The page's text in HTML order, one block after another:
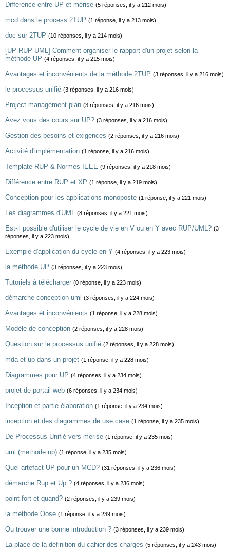
Différence entre UP et mérise (5 réponses, il y a 212 mois)
mcd dans le process 2TUP (1 réponse, il y a 213 mois)
doc sur 2TUP (10 réponses, il y a 214 mois)
[UP-RUP-UML] Comment organiser le rapport d'un projet selon la
méthode UP (4 réponses, il y a 215 mois)
Avantages et inconvénients de la méthode 2TUP (3 réponses, il y a 216 mois)
le processus unifié (3 réponses, il y a 216 mois)
Project management plan (3 réponses, il y a 216 mois)
Avez vous des cours sur UP? (3 réponses, il y a 216 mois)
Gestion des besoins et exigences (2 réponses, il y a 216 mois)
Activité d'implémentation (1 réponse, il y a 216 mois)
Template RUP & Normes IEEE (9 réponses, il y a 218 mois)
Différence entre RUP et XP (1 réponse, il y a 219 mois)
Conception pour les applications monoposte (1 réponse, il y a 221 mois)
Les diagrammes d'UML (8 réponses, il y a 221 mois)
Est-il possible d'utiliser le cycle de vie en V ou en Y avec RUP/UML? (3
réponses, il y a 223 mois)
Exemple d'application du cycle en Y (4 réponses, il y a 223 mois)
la méthode UP (3 réponses, il y a 223 mois)
Tutoriels à télécharger (0 réponse, il y a 223 mois)
démarche conception uml (3 réponses, il y a 224 mois)
Avantages et inconvénients (1 réponse, il y a 228 mois)
Modèle de conception (2 réponses, il y a 228 mois)
Question sur le processus unifié (2 réponses, il y a 228 mois)
mda et up dans un projet (1 réponse, il y a 228 mois)
Diagrammes pour UP (4 réponses, il y a 234 mois)
projet de portail web (6 réponses, il y a 234 mois)
Inception et partie élaboration (1 réponse, il y a 234 mois)
inception et des diagrammes de use case (1 réponse, il y a 235 mois)
De Processus Unifié vers merise (1 réponse, il y a 235 mois)
uml (methode up) (1 réponse, il y a 235 mois)
Quel artefact UP pour un MCD? (31 réponses, il y a 236 mois)
démarche Rup et Up ? (4 réponses, il y a 236 mois)
point fort et quand? (2 réponses, il y a 239 mois)
la méthode Oose (1 réponse, il y a 239 mois)
Ou trouver une bonne introduction ? (3 réponses, il y a 239 mois)
La place de la définition du cahier des charges (5 réponses, il y a 243 mois)